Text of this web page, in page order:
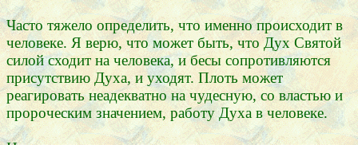
Часто тяжело определить, что именно происходит в
человеке. Я верю, что может быть, что Дух Святой
силой сходит на человека, и бесы сопротивляются
присутствию Духа, и уходят. Плоть может
реагировать неадекватно на чудесную, со властью и
пророческим значением, работу Духа в человеке.